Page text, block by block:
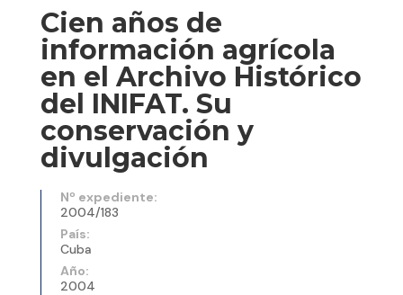
Cien años de
información agrícola
en el Archivo Histórico
del INIFAT. Su
conservación y
divulgación
Nº expediente:
2004/183
País:
Cuba
Año:
2004